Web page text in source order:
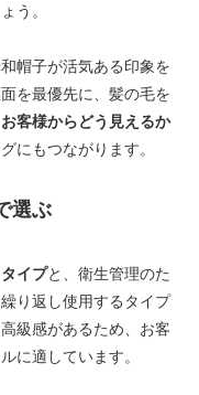
う。
帽子が活気ある印象を
を最優先に、髪の毛を
お客様からどう見えるか
にもつながります。
選ぶ
イプと、衛生管理のた
り返し使用するタイプ
級感があるため、お客
に適しています。